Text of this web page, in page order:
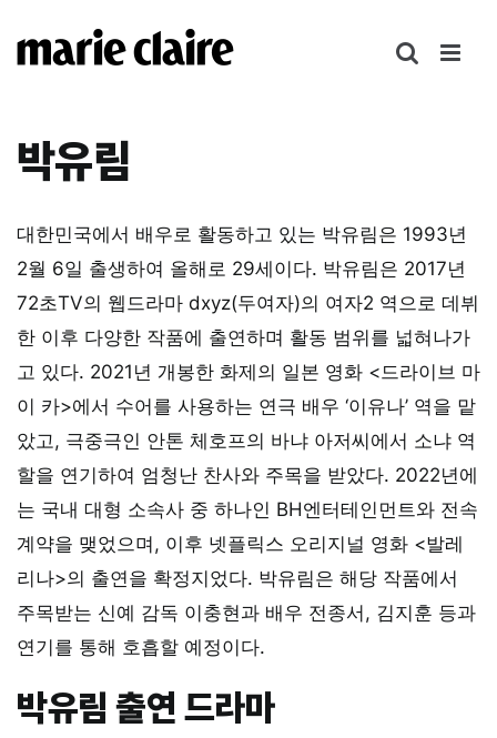
텐
기
박유림
대한민국에서 배우로 활동하고 있는 박유림은 1993년
2월 6일 출생하여 올해로 29세이다. 박유림은 2017년
72초TV의 웹드라마 dxyz(두여자)의 여자2 역으로 데뷔
한 이후 다양한 작품에 출연하며 활동 범위를 넓혀나가
고 있다. 2021년 개봉한 화제의 일본 영화 <드라이브 마
이 카>에서 수어를 사용하는 연극 배우 ‘이유나’ 역을 맡
았고, 극중극인 안톤 체호프의 바냐 아저씨에서 소냐 역
할을 연기하여 엄청난 찬사와 주목을 받았다. 2022년에
는 국내 대형 소속사 중 하나인 BH엔터테인먼트와 전속
계약을 맺었으며, 이후 넷플릭스 오리지널 영화 <발레
리나>의 출연을 확정지었다. 박유림은 해당 작품에서
주목받는 신예 감독 이충현과 배우 전종서, 김지훈 등과
연기를 통해 호흡할 예정이다.
박유림 출연 드라마